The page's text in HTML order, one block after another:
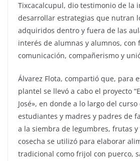
Tixcacalcupul, dio testimonio de la
desarrollar estrategias que nutran
adquiridos dentro y fuera de las
interés de alumnas y alumnos, con
comunicación, compañerismo y
Álvarez Flota, compartió que, para
plantel se llevó a cabo el proyecto
José», en donde a lo largo del curso
estudiantes y madres y padres de
a la siembra de legumbres, frutas y
cosecha se utilizó para elaborar
tradicional como frijol con puerco,